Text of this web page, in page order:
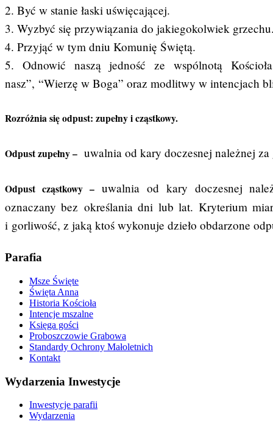
2. Być w stanie łaski uświęcającej.
3. Wyzbyć się przywiązania do jakiegokolwiek
4. Przyjąć w tym dniu Komunię Świętą.
5. Odnowić naszą jedność ze wspólnotą
nasz”, “Wierzę w Boga” oraz modlitwy w intencjach
Rozróżnia się odpust: zupełny i cząstkowy.
Odpust zupełny – uwalnia od kary doczesnej należnej za
Odpust cząstkowy – uwalnia od kary doczesnej
oznaczany bez określania dni lub lat. Kryterium
i gorliwość, z jaką ktoś wykonuje dzieło obdarzone
Parafia
Msze Święte
Święta Anna
Historia Kościoła
Intencje mszalne
Księga gości
Proboszczowie Grabowa
Standardy Ochrony Małoletnich
Kontakt
Wydarzenia Inwestycje
Inwestycje parafii
Wydarzenia